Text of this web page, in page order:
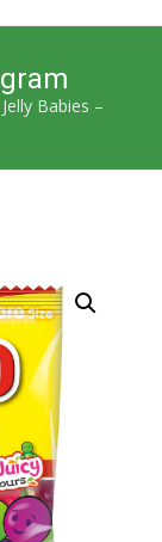
Babies –